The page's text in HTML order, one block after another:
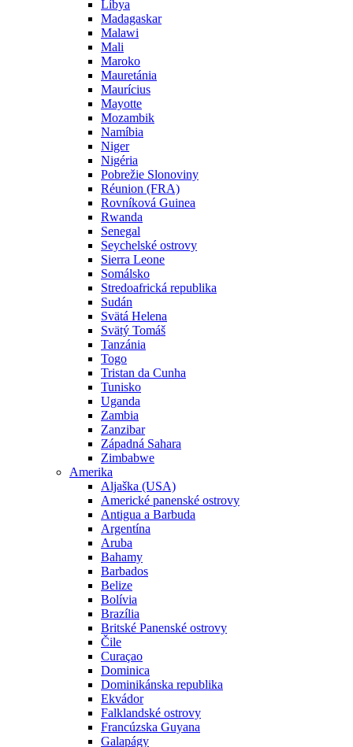
Líbya
Madagaskar
Malawi
Mali
Maroko
Mauretánia
Maurícius
Mayotte
Mozambik
Namíbia
Niger
Nigéria
Pobrežie Slonoviny
Réunion (FRA)
Rovníková Guinea
Rwanda
Senegal
Seychelské ostrovy
Sierra Leone
Somálsko
Stredoafrická republika
Sudán
Svätá Helena
Svätý Tomáš
Tanzánia
Togo
Tristan da Cunha
Tunisko
Uganda
Zambia
Zanzibar
Západná Sahara
Zimbabwe
Amerika
Aljaška (USA)
Americké panenské ostrovy
Antigua a Barbuda
Argentína
Aruba
Bahamy
Barbados
Belize
Bolívia
Brazília
Britské Panenské ostrovy
Čile
Curaçao
Dominica
Dominikánska republika
Ekvádor
Falklandské ostrovy
Francúzska Guyana
Galapágy